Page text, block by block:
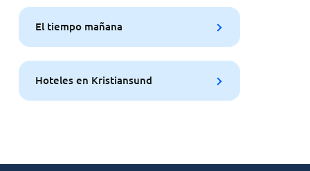
El tiempo mañana
Hoteles en Kristiansund